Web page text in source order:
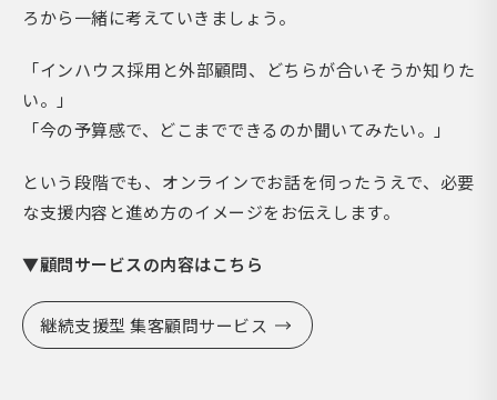
ろから一緒に考えていきましょう。
「インハウス採用と外部顧問、どちらが合いそうか知りた
い。」
「今の予算感で、どこまでできるのか聞いてみたい。」
という段階でも、オンラインでお話を伺ったうえで、必要
な支援内容と進め方のイメージをお伝えします。
▼顧問サービスの内容はこちら
継続支援型 集客顧問サービス